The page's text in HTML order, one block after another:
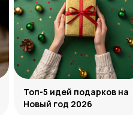
Топ-5 идей подарков на
Новый год 2026